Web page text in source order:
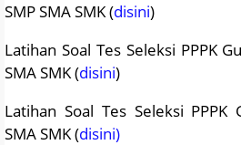
SMP SMA SMK (disini)
Latihan Soal Tes Seleksi PPPK
SMA SMK (disini)
Latihan Soal Tes Seleksi PPPK
SMA SMK (disini)